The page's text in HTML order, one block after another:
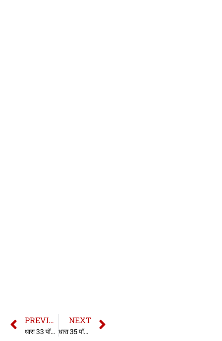
PREVIOUS
धारा 33 पॉक्सो एक्ट | 33 Pocso Act in hindi
NEXT
धारा 35 पॉक्सो एक्ट | 35 Pocso Act in hindi